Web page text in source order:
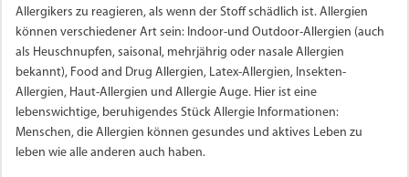
Allergikers zu reagieren, als wenn der Stoff schädlich ist. Allergien
können verschiedener Art sein: Indoor-und Outdoor-Allergien (auch
als Heuschnupfen, saisonal, mehrjährig oder nasale Allergien
bekannt), Food and Drug Allergien, Latex-Allergien, Insekten-
Allergien, Haut-Allergien und Allergie Auge. Hier ist eine
lebenswichtige, beruhigendes Stück Allergie Informationen:
Menschen, die Allergien können gesundes und aktives Leben zu
leben wie alle anderen auch haben.